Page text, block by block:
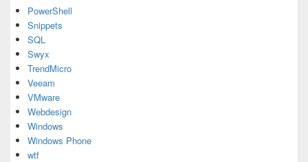
PowerShell
Snippets
SQL
Swyx
TrendMicro
Veeam
VMware
Webdesign
Windows
Windows Phone
wtf